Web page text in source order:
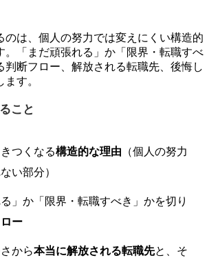
のは、個人の努力では変えにくい構造的
。「まだ頑張れる」か「限界・転職すべ
判断フロー、解放される転職先、後悔し
す。
こと
つくなる構造的な理由 （個人の努力
い部分）
る」か「限界・転職すべき」かを切り
ー
から本当に解放される転職先と、そ